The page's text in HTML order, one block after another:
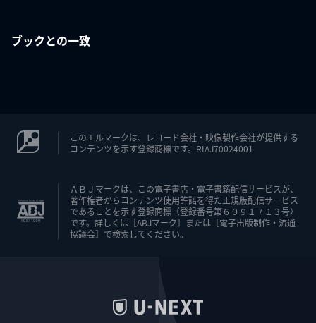
ブックとの一致
このエルマークは、レコード会社・映像製作会社が提供する
コンテンツを示す登録商標です。RIAJ70024001
ＡＢＪマークは、この電子書店・電子書籍配信サービスが、
著作権者からコンテンツ使用許諾を得た正規版配信サービス
であることを示す登録商標（登録番号第６０９１７１３号）
です。詳しくは［ABJマーク］または［電子出版制作・流通
協議会］で検索してください。